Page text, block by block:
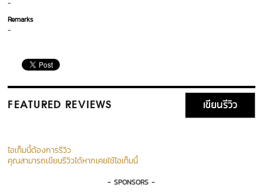
-
Remarks
-
FEATURED REVIEWS เขียนรีวิว
ไอเท็มนี้ต้องการรีวิว
คุณสามารถเขียนรีวิวได้หากเคยใช้ไอเท็มนี้
- SPONSORS -